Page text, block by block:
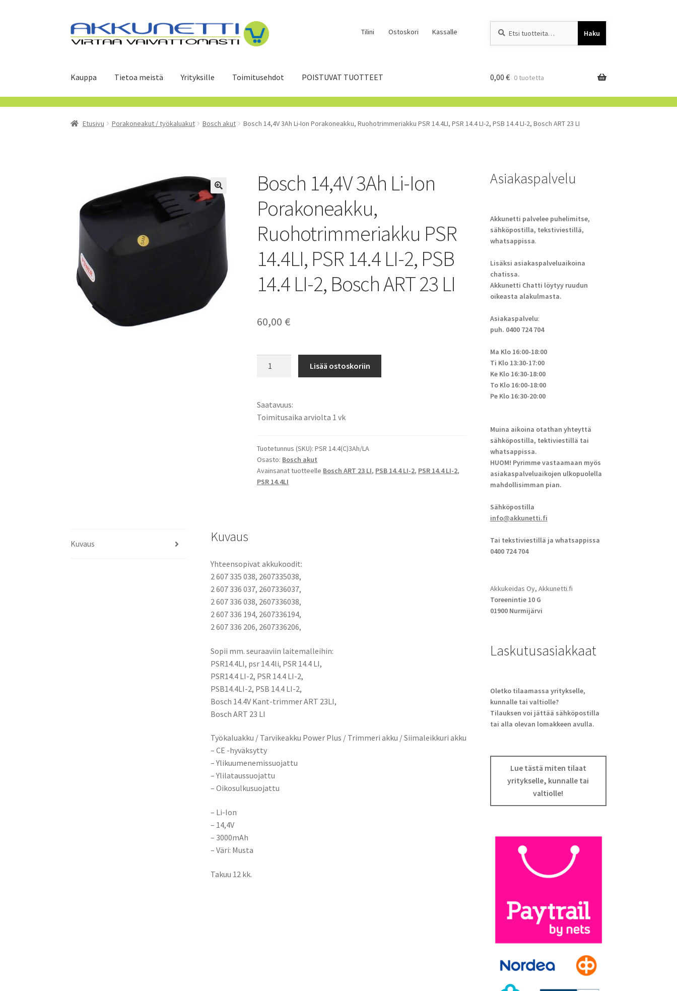
Siirry
navigointiin
Siirry
sisältöön
Tilini Ostoskori Kassalle Haku
Kauppa Tietoa meistä Yrityksille Toimitusehdot POISTUVAT TUOTTEET 0,00 € 0 tuotetta
Etusivu Porakoneakut / työkaluakut Bosch akut Bosch 14,4V 3Ah Li-Ion Porakoneakku, Ruohotrimmeriakku PSR 14.4LI, PSR 14.4 LI-2, PSB 14.4 LI-2, Bosch ART 23 LI
Bosch 14,4V 3Ah Li-Ion
Porakoneakku,
Ruohotrimmeriakku PSR
14.4LI, PSR 14.4 LI-2, PSB
14.4 LI-2, Bosch ART 23 LI
60,00 €
Ion
Porakoneakku,
PSR
14.4LI,
PSR
14.4
2,
Bosch
ART
23
LI
määrä
Lisää ostoskoriin
Saatavuus:
Toimitusaika arviolta 1 vk
Tuotetunnus (SKU):PSR 14.4(C)3Ah/LA
Osasto: Bosch akut
Avainsanat tuotteelle Bosch ART 23 LI, PSB 14.4 LI-2, PSR 14.4 LI-2,
PSR 14.4LI
Kuvaus Kuvaus
Yhteensopivat akkukoodit:
2 607 335 038, 2607335038,
2 607 336 037, 2607336037,
2 607 336 038, 2607336038,
2 607 336 194, 2607336194,
2 607 336 206, 2607336206,
Sopii mm. seuraaviin laitemalleihin:
PSR14.4LI, psr 14.4li, PSR 14.4 LI,
PSR14.4 LI-2, PSR 14.4 LI-2,
PSB14.4LI-2, PSB 14.4 LI-2,
Bosch 14.4V Kant-trimmer ART 23LI,
Bosch ART 23 LI
Työkaluakku / Tarvikeakku Power Plus / Trimmeri akku / Siimaleikkuri akku
– CE -hyväksytty
– Ylikuumenemissuojattu
– Ylilataussuojattu
– Oikosulkusuojattu
– Li-Ion
– 14,4V
– 3000mAh
– Väri: Musta
Takuu 12 kk.
Asiakaspalvelu
Akkunetti palvelee puhelimitse,
sähköpostilla, tekstiviestillä,
whatsappissa.
Lisäksi asiakaspalveluaikoina
chatissa.
Akkunetti Chatti löytyy ruudun
oikeasta alakulmasta.
Asiakaspalvelu:
puh. 0400 724 704
Ma Klo 16:00-18:00
Ti Klo 13:30-17:00
Ke Klo 16:30-18:00
To Klo 16:00-18:00
Pe Klo 16:30-20:00
Muina aikoina otathan yhteyttä
sähköpostilla, tektiviestillä tai
whatsappissa.
HUOM! Pyrimme vastaamaan myös
asiakaspalveluaikojen ulkopuolella
mahdollisimman pian.
Sähköpostilla
info@akkunetti.fi
Tai tekstiviestillä ja whatsappissa
0400 724 704
Akkukeidas Oy, Akkunetti.fi
Toreenintie 10 G
01900 Nurmijärvi
Laskutusasiakkaat
Oletko tilaamassa yritykselle,
kunnalle tai valtiolle?
Tilauksen voi jättää sähköpostilla
tai alla olevan lomakkeen avulla.
Lue tästä miten tilaat
yritykselle, kunnalle tai
valtiolle!